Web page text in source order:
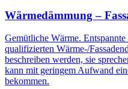
Wärmedämmung –
Gemütliche Wärme.
qualifizierten Wärme-/
beschreiben werden, sie
kann mit geringem Aufwand
bekommen.